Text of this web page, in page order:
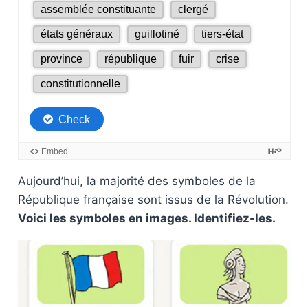
Aujourd’hui, la majorité des symboles de la
République française sont issus de la Révolution.
Voici les symboles en images. Identifiez-les.